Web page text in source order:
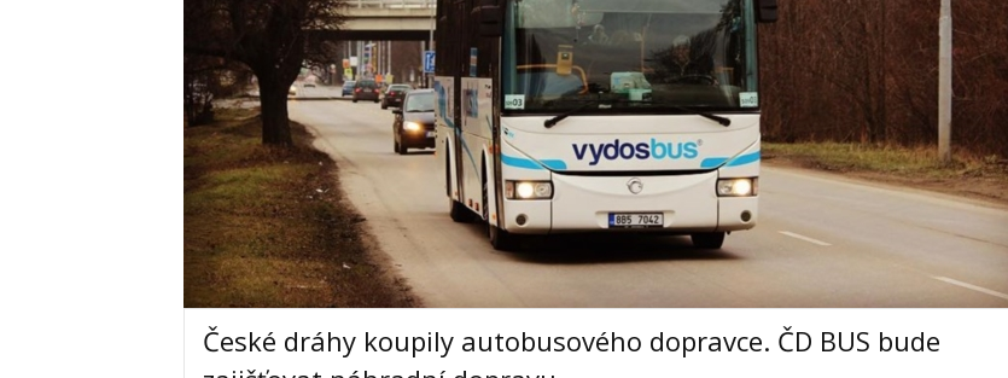
České dráhy koupily autobusového dopravce. ČD BUS bude